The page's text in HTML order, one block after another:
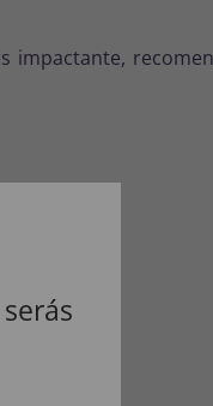
impactante,